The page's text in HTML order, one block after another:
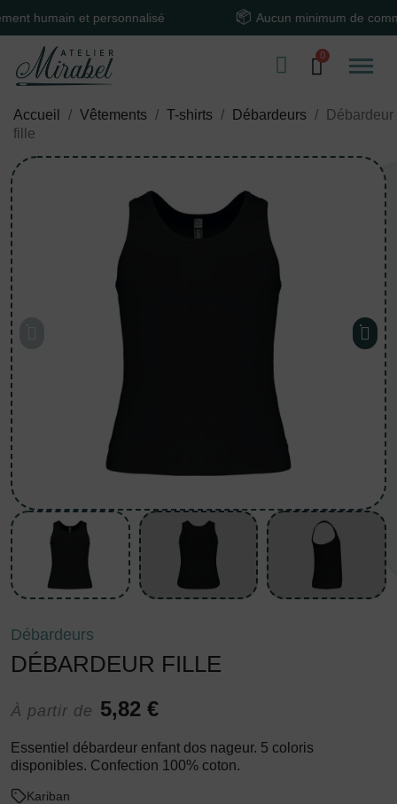
et personnalisé Aucun minimum de commande
Accueil Vêtements T-shirts Débardeurs
Débardeur
fille
Débardeurs
DÉBARDEUR FILLE
À partir de 5,82 €
Essentiel débardeur enfant dos nageur. 5 coloris
disponibles. Confection 100% coton.
Kariban